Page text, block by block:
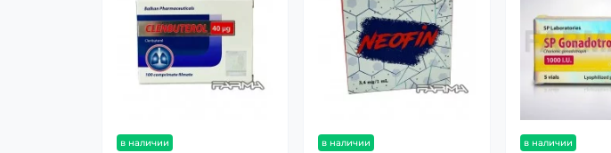
в наличии в наличии в наличии